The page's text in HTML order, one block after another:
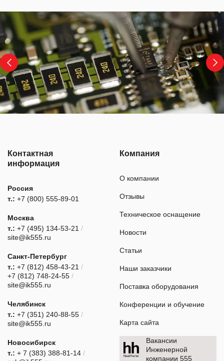
Контактная
информация
Россия
т.: +7 (800) 555-89-01
Москва
т.: +7 (495) 134-53-21 /
site@ik555.ru
Санкт-Петербург
т.: +7 (812) 458-43-21 /
+7 (812) 748-24-55 /
site@ik555.ru
Челябинск
т.: +7 (351) 240-88-55 /
site@ik555.ru
Новосибирск
т.: + 7 (383) 388-81-14 /
Компания
О компании
Отзывы
Техническое оснащение
Новости
Статьи
Наши заказчики
Поставка оборудования
Конференции и обучение
Карта сайта
Вакансии
Инженерной
компании 555